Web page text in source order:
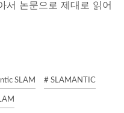
서 논문으로 제대로 읽어
SLAM # SLAMANTIC